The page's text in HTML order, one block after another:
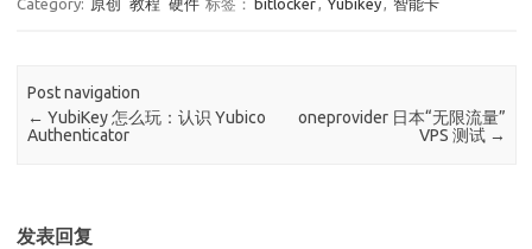
Category: 原创 教程 硬件 标签： bitlocker, Yubikey, 智能卡
Post navigation
← YubiKey 怎么玩：认识 Yubico
Authenticator
oneprovider 日本“无限流量”
VPS 测试 →
发表回复